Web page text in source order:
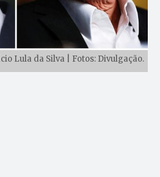
Lula da Silva | Fotos: Divulgação.